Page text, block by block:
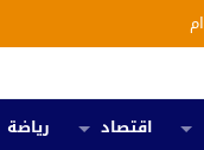
اقتصاد رياضة